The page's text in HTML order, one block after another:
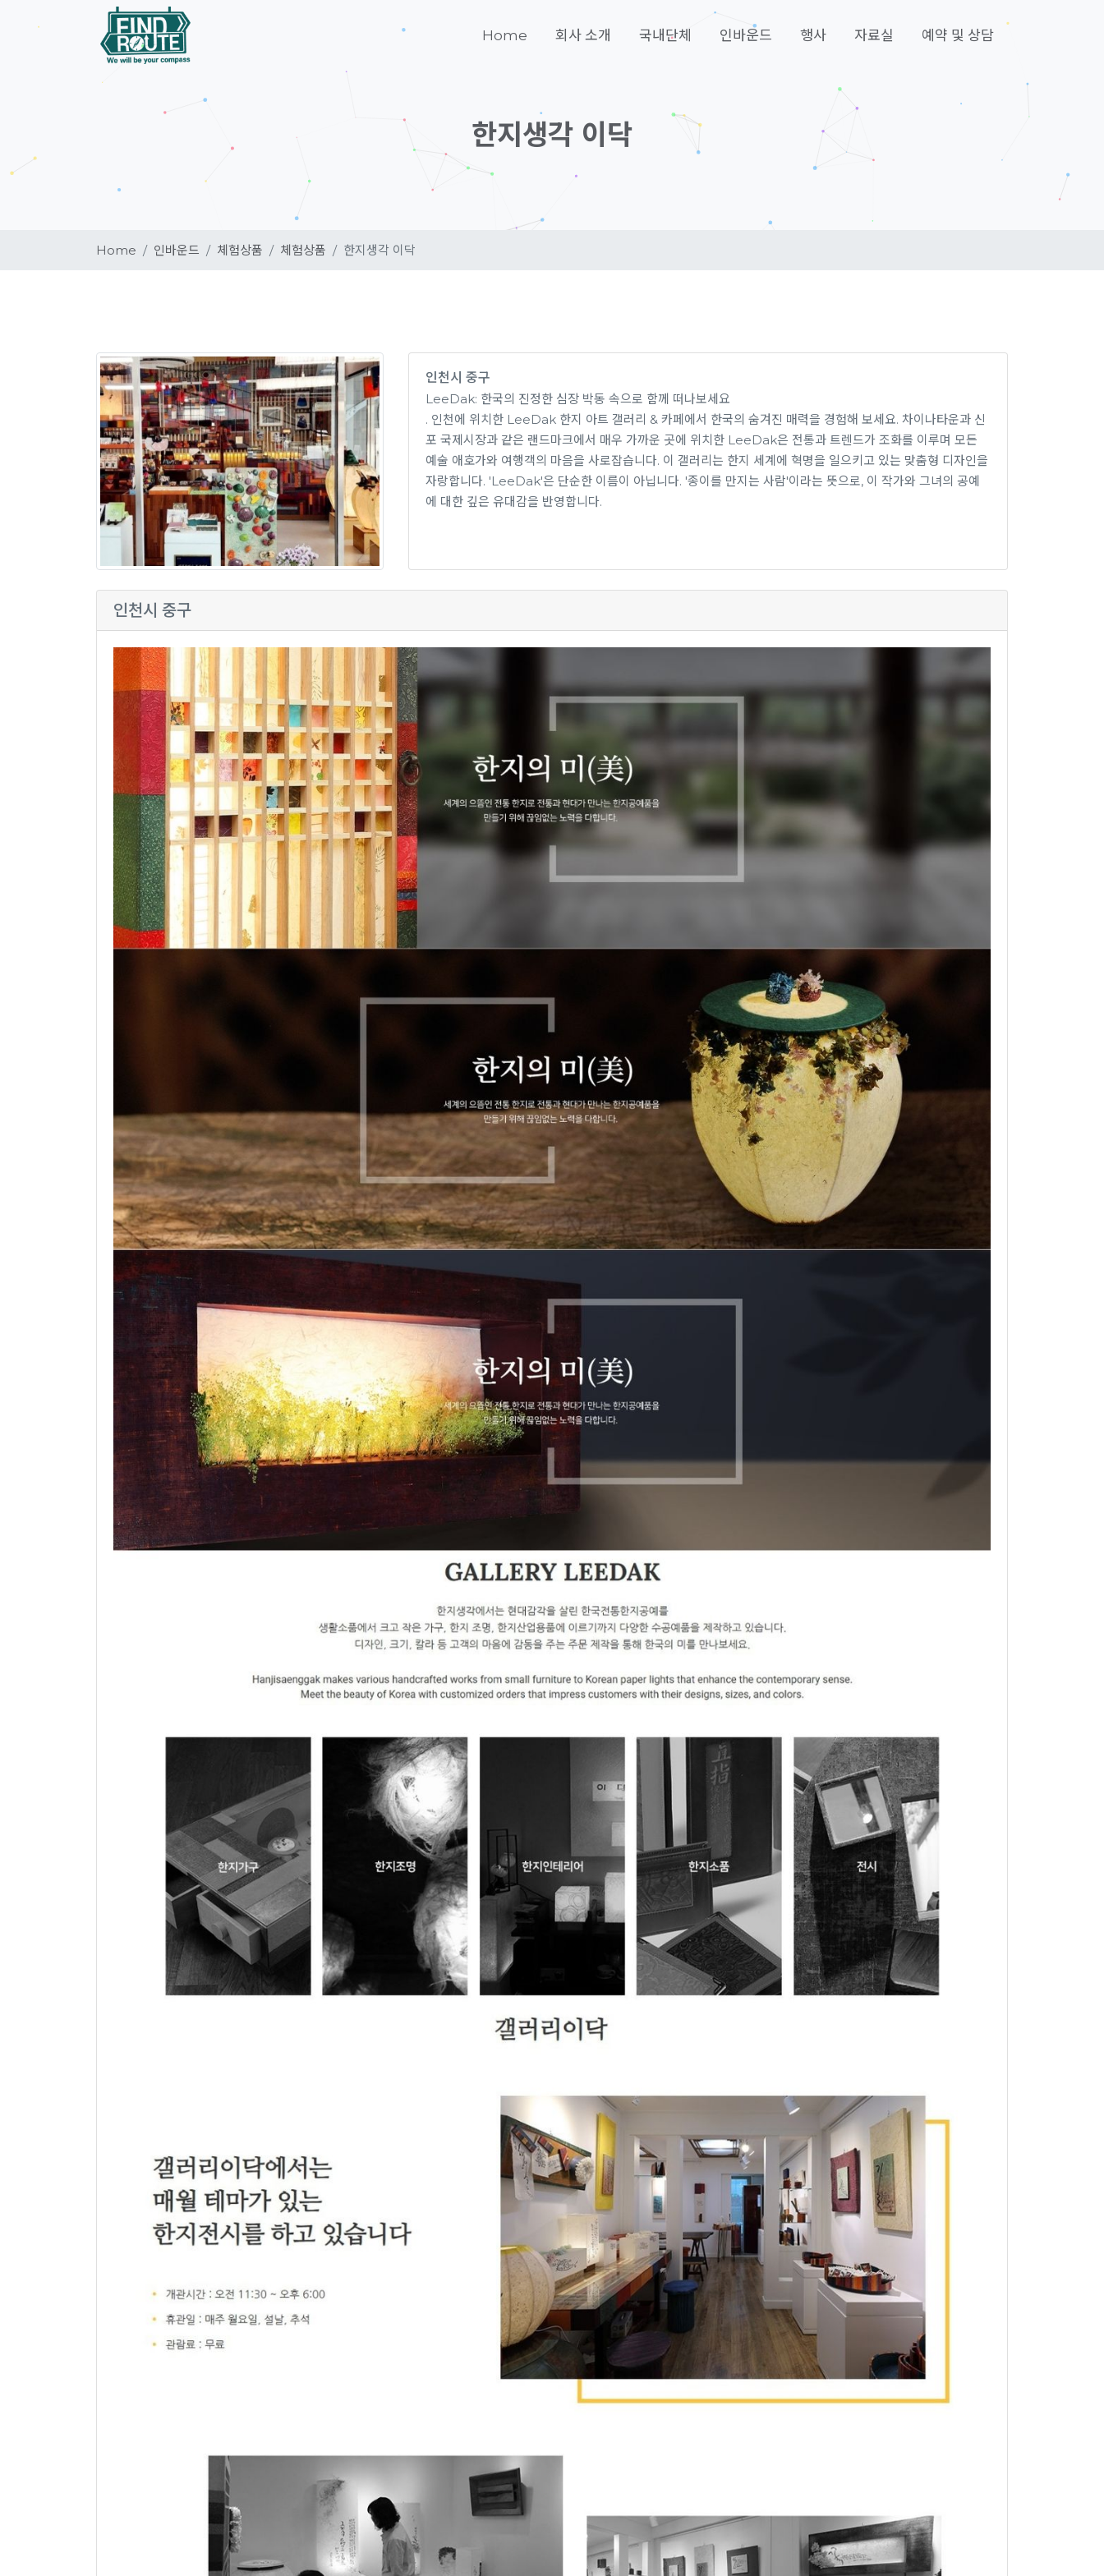
Home 회사 소개 국내단체 인바운드 행사 자료실 예약 및 상담
한지생각 이닥
Home 인바운드 체험상품 체험상품 한지생각 이닥
인천시 중구
LeeDak: 한국의 진정한 심장 박동 속으로 함께 떠나보세요
. 인천에 위치한 LeeDak 한지 아트 갤러리 & 카페에서 한국의 숨겨진 매력을 경험해 보세요. 차이나타운과 신
포 국제시장과 같은 랜드마크에서 매우 가까운 곳에 위치한 LeeDak은 전통과 트렌드가 조화를 이루며 모든
예술 애호가와 여행객의 마음을 사로잡습니다. 이 갤러리는 한지 세계에 혁명을 일으키고 있는 맞춤형 디자인을
자랑합니다. 'LeeDak'은 단순한 이름이 아닙니다. '종이를 만지는 사람'이라는 뜻으로, 이 작가와 그녀의 공예
에 대한 깊은 유대감을 반영합니다.
인천시 중구